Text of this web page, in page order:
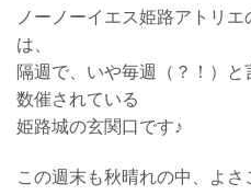
ノーノーイエス姫路アトリ
は、
隔週で、いや毎週（？！）
数催されている
姫路城の玄関口です♪
この週末も秋晴れの中、よ